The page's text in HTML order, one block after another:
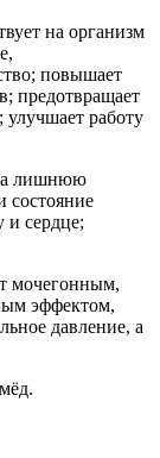
на организм
повышает
предотвращает
улучшает работу
лишнюю
состояние
и сердце;
мочегонным,
эффектом,
давление, а